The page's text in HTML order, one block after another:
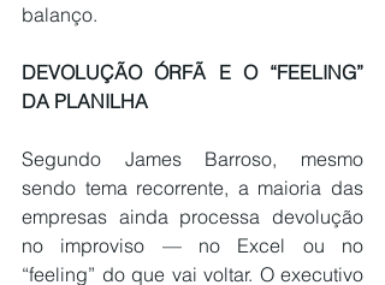
balanço.
DEVOLUÇÃO ÓRFÃ E O “FEELING”
DA PLANILHA
Segundo James Barroso, mesmo
sendo tema recorrente, a maioria das
empresas ainda processa devolução
no improviso — no Excel ou no
“feeling” do que vai voltar. O executivo